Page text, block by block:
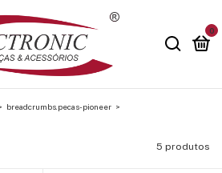
0
breadcrumbs.pecas-pioneer >
5 produtos